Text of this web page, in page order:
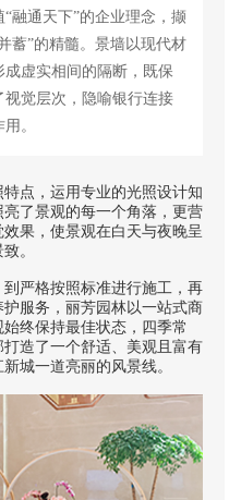
融通天下”的企业理念，撷
蓄”的精髓。景墙以现代材
虚实相间的隔断，既保
视觉层次，隐喻银行连接
。
点，运用专业的光照设计知
了景观的每一个角落，更营
果，使景观在白天与夜晚呈
。
严格按照标准进行施工，再
服务，丽芳园林以一站式商
终保持最佳状态，四季常
造了一个舒适、美观且富有
城一道亮丽的风景线。